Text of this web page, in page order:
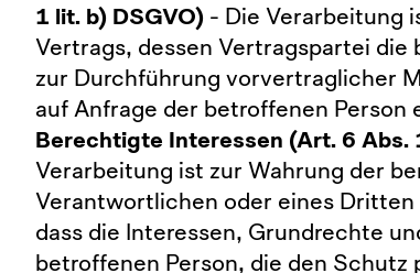
1 lit. b) DSGVO) - Die Verarbeitung
Vertrags, dessen Vertragspartei die
zur Durchführung vorvertraglicher
auf Anfrage der betroffenen Person
Berechtigte Interessen (Art. 6 Abs.
Verarbeitung ist zur Wahrung der
Verantwortlichen oder eines
dass die Interessen, Grundrechte
betroffenen Person, die den Schutz